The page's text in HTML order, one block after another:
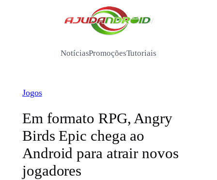
/
NotíciasPromoçõesTutoriais
Jogos
Em formato RPG, Angry
Birds Epic chega ao
Android para atrair novos
jogadores